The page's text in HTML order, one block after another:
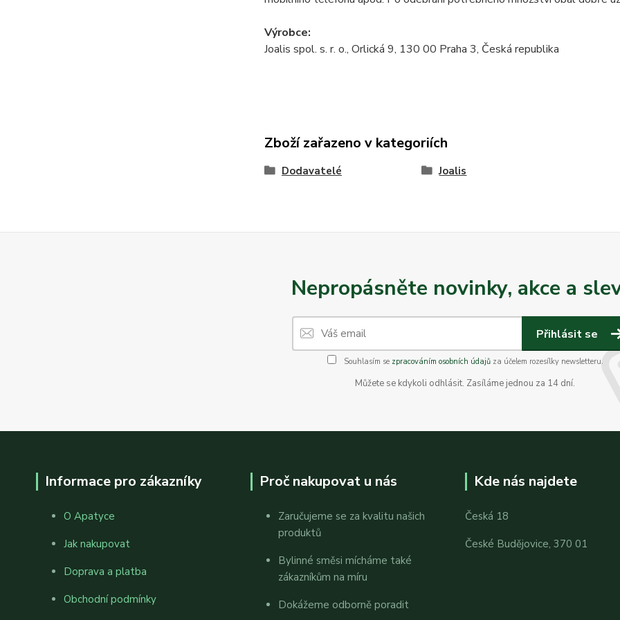
Výrobce:
Joalis spol. s. r. o., Orlická 9, 130 00 Praha 3, Česká republika
Zboží zařazeno v kategoriích
Dodavatelé Joalis
Nepropásněte novinky, akce a
Přihlásit se
Souhlasím se zpracováním osobních údajůza účelem rozesílky newsletteru.
Můžete se kdykoli odhlásit. Zasíláme jednou za 14 dní.
Informace pro zákazníky
O Apatyce
Jak nakupovat
Doprava a platba
Obchodní podmínky
Proč nakupovat u nás
Zaručujeme se za kvalitu našich
produktů
Bylinné směsi mícháme také
zákazníkům na míru
Dokážeme odborně poradit
Kde nás najdete
Česká 18
České Budějovice, 370 01